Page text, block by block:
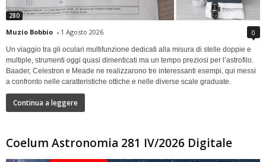
280
Muzio Bobbio - 1 Agosto 2026 0
Un viaggio tra gli oculari multifunzione dedicati alla misura di stelle doppie e
multiple, strumenti oggi quasi dimenticati ma un tempo preziosi per l’astrofilo.
Baader, Celestron e Meade ne realizzarono tre interessanti esempi, qui messi
a confronto nelle caratteristiche ottiche e nelle diverse scale graduate.
Continua a leggere
Coelum Astronomia 281 IV/2026 Digitale